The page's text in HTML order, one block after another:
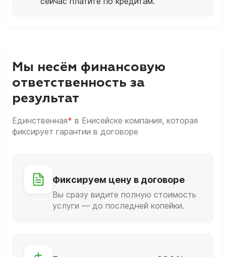
Мы несём финансовую
ответственность за
результат
Единственная* в Енисейске компания, которая
фиксирует гарантии в договоре
Фиксируем цену в договоре
Вы сразу видите полную стоимость
услуги — до последней копейки.